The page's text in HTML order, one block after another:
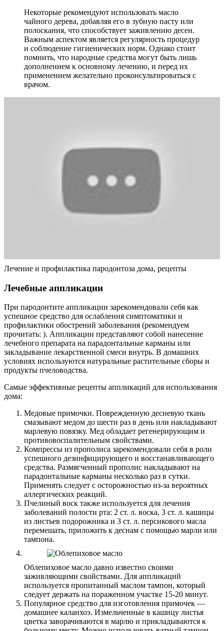
Некоторые рекомендуют использовать масло
чайного дерева, добавляя его в зубную пасту или
полоскания, что способствует заживлению десен.
Важным аспектом является регулярность процедур
и соблюдение гигиенических норм. Однако стоит
помнить, что народные средства могут быть лишь
дополнением к основному лечению, и перед их
применением желательно проконсультироваться с
врачом.
Лечение и профилактика пародонтоза дома, рецепты
Лечебные аппликации
При пародонтите аппликации зарекомендовали себя как
успешное средство для ослабления симптоматики и
профилактики обострений заболевания (рекомендуем
прочитать: ). Аппликации представляют собой нанесение
лечебного препарата на парадонтальные карманы или
закладывание лекарственной смеси внутрь. В домашних
условиях используются натуральные растительные сборы и
продукты пчеловодства.
Самые эффективные рецепты аппликаций для использования
дома:
Медовые примочки. Поврежденную десневую ткань
смазывают медом до шести раз в день или накладывают
марлевую повязку. Мед обладает регенерирующим и
противовоспалительным свойствами.
Компрессы из прополиса зарекомендовали себя в роли
успешного дезинфицирующего и восстанавливающего
средства. Размягченный прополис накладывают на
парадонтальные карманы несколько раз в сутки.
Применять следует с осторожностью из-за вероятных
аллергических реакций.
Пчелиный воск также используется для лечения
заболеваний полости рта: 2 ст. л. воска, 3 ст. л. кашицы
из листьев подорожника и 3 ст. л. персикового масла
перемешать, приложить к деснам с помощью марли или
тампона.
Облепиховое масло давно известно своими
заживляющими свойствами. Для аппликаций
используется пропитанный маслом тампон, который
следует держать на пораженном участке 15-20 минут.
Популярное средство для изготовления примочек —
домашнее каланхоэ. Измельченные в кашицу листья
цветка заворачиваются в марлю и прикладываются к